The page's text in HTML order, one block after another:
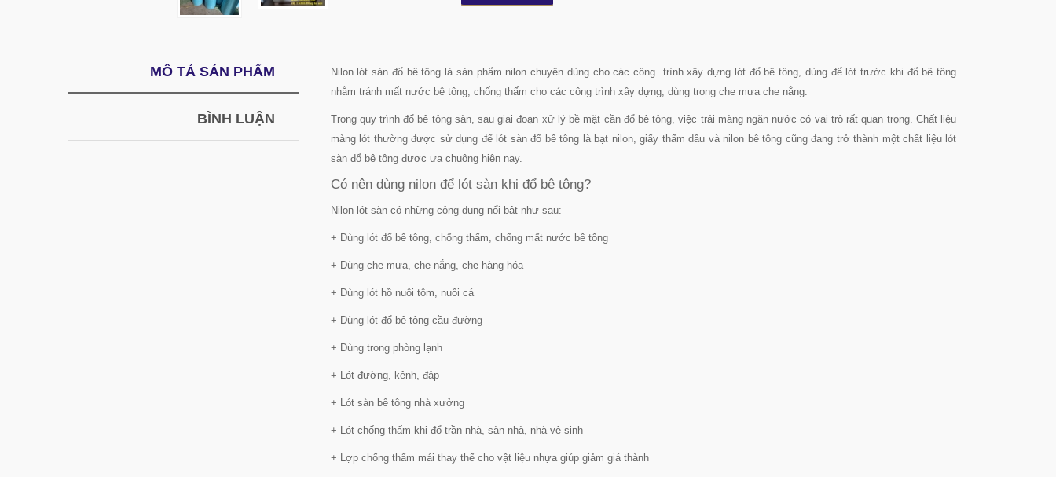
MÔ TẢ SẢN PHẨM
BÌNH LUẬN
Nilon lót sàn đổ bê tông là sản phẩm nilon chuyên dùng cho các công trình xây dựng lót đổ bê tông, dùng để lót trước khi đổ bê tông
nhằm tránh mất nước bê tông, chống thấm cho các công trình xây dựng, dùng trong che mưa che nắng.
Trong quy trình đổ bê tông sàn, sau giai đoạn xử lý bề mặt cần đổ bê tông, việc trải màng ngăn nước có vai trò rất quan trọng. Chất liệu
màng lót thường được sử dụng để lót sàn đổ bê tông là bạt nilon, giấy thấm dầu và nilon bê tông cũng đang trở thành một chất liệu lót
sàn đổ bê tông được ưa chuộng hiện nay.
Có nên dùng nilon để lót sàn khi đổ bê tông?
Nilon lót sàn có những công dụng nổi bật như sau:
+ Dùng lót đổ bê tông, chống thấm, chống mất nước bê tông
+ Dùng che mưa, che nắng, che hàng hóa
+ Dùng lót hồ nuôi tôm, nuôi cá
+ Dùng lót đổ bê tông cầu đường
+ Dùng trong phòng lạnh
+ Lót đường, kênh, đập
+ Lót sàn bê tông nhà xưởng
+ Lót chống thấm khi đổ trần nhà, sàn nhà, nhà vệ sinh
+ Lợp chống thấm mái thay thế cho vật liệu nhựa giúp giảm giá thành